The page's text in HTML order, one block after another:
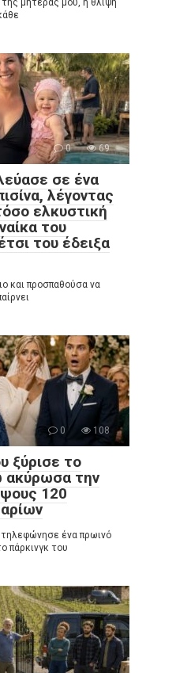
της μητέρας μου, η θλίψη
0 69
σε ένα
λέγοντας
ελκυστική
του
του έδειξα
και προσπαθούσα να
0 108
ξύρισε το
ακύρωσα την
120
ένα πρωινό
πάρκινγκ του